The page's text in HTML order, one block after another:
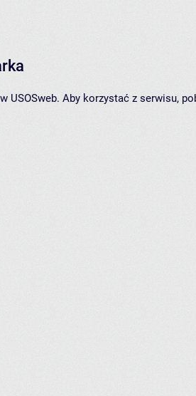
USOSweb. Aby korzystać z serwisu,